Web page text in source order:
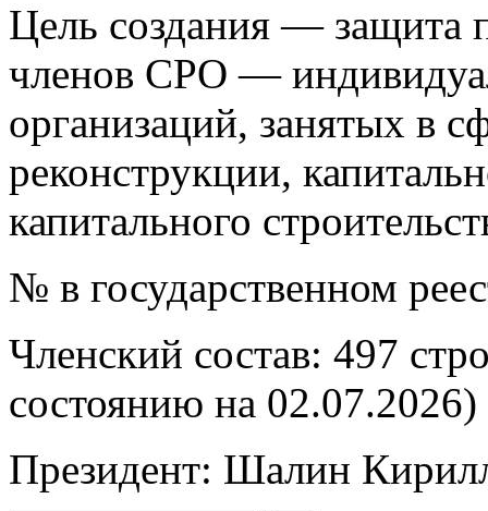
Цель создания — защита
членов СРО —
организаций, занятых в
реконструкции,
капитального
№ в государственном
Членский состав: 497
состоянию на 02.07.2026)
Президент: Шалин